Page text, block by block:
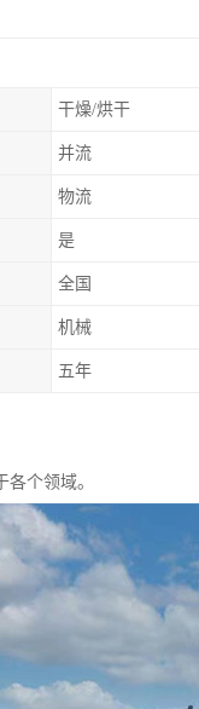
干燥/烘干
并流
物流
是
全国
机械
五年
个领域。